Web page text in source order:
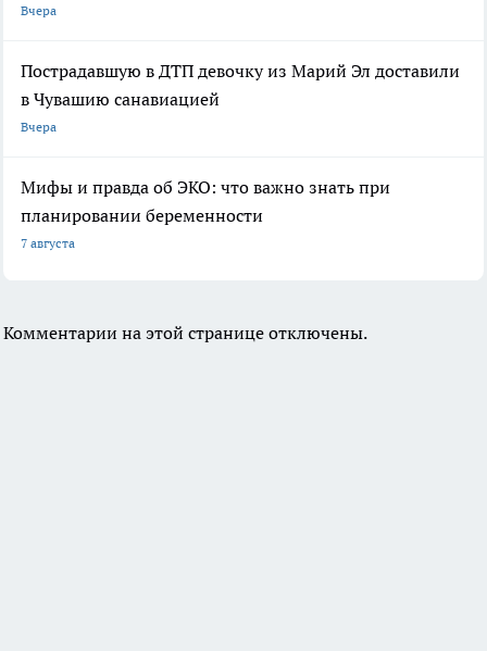
Вчера
Пострадавшую в ДТП девочку из Марий Эл доставили
в Чувашию санавиацией
Вчера
Мифы и правда об ЭКО: что важно знать при
планировании беременности
7 августа
Комментарии на этой странице отключены.